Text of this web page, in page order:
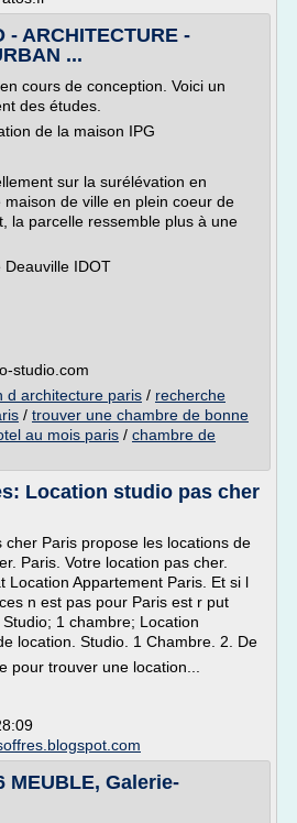
- ARCHITECTURE -
...
cours de conception. Voici un
des études.
de la maison IPG
sur la surélévation en
de ville en plein coeur de
la parcelle ressemble plus à une
Deauville IDOT
studio.com
d architecture paris / recherche
/ trouver une chambre de bonne
au mois paris / chambre de
Location studio pas cher
cher Paris propose les locations de
Paris. Votre location pas cher.
Location Appartement Paris. Et si l
n est pas pour Paris est r put
1 chambre; Location
location. Studio. 1 Chambre. 2. De
pour trouver une location...
MEUBLE, Galerie-